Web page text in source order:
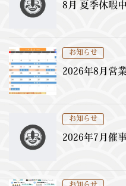
8月 夏季休暇
お知らせ
2026年8月営
お知らせ
2026年7月催